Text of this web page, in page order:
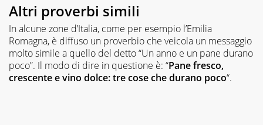
Altri proverbi simili
In alcune zone d’Italia, come per esempio l’Emilia
Romagna, è diffuso un proverbio che veicola un messaggio
molto simile a quello del detto “Un anno e un pane durano
poco”. Il modo di dire in questione è: “Pane fresco,
crescente e vino dolce: tre cose che durano poco“.